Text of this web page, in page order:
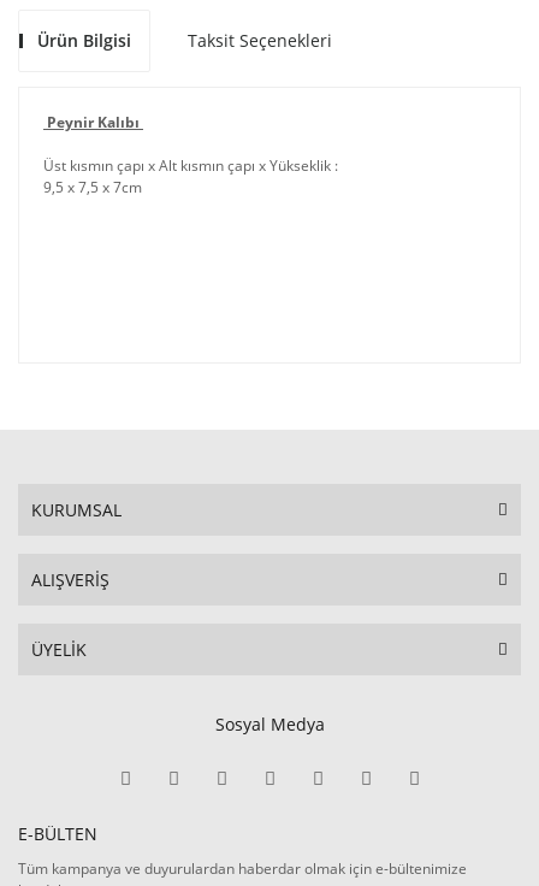
Ürün Bilgisi Taksit Seçenekleri
Peynir Kalıbı
Üst kısmın çapı x Alt kısmın çapı x Yükseklik :
9,5 x 7,5 x 7cm
KURUMSAL
ALIŞVERİŞ
ÜYELİK
Sosyal Medya
E-BÜLTEN
Tüm kampanya ve duyurulardan haberdar olmak için e-bültenimize